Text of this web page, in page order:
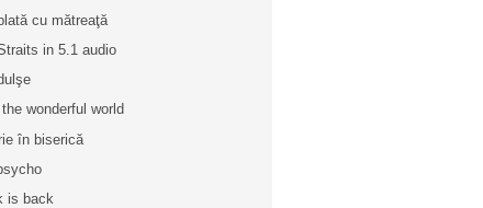
cu mătreaţă
in 5.1 audio
wonderful world
în biserică
is back